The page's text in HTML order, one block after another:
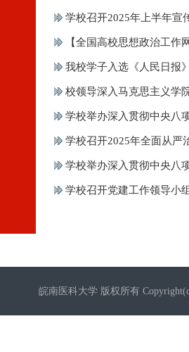
学校召开2025年上半年宣
【全国高校思想政治工
我校学子入选《人民日报
校领导深入马克思主义学
学校举办深入贯彻中央八
学校召开2025年全面从严
学校举办深入贯彻中央八
学校召开党建工作领导小
皖南医科大学 版权所有